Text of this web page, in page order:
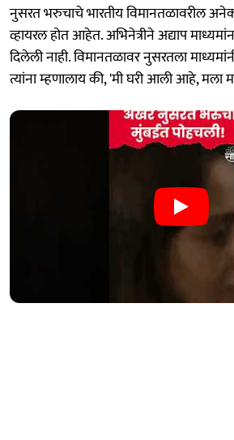
नुसरत भरुचाचे भारतीय विमानतळावरील
व्हायरल होत आहेत. अभिनेत्रीने अद्याप
दिलेली नाही. विमानतळावर नुसरतला
त्यांना म्हणालाय की, 'मी घरी आली आहे, मला